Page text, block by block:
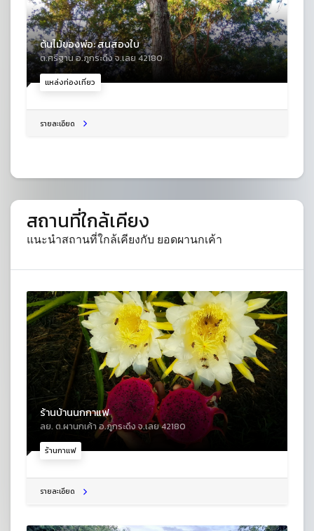
แหล่งท่องเที่ยว
ต้นไม้ของพ่อ: สนสองใบ
ต.ศรีฐาน อ.ภูกระดึง จ.เลย 42180
รายละเอียด
สถานที่ใกล้เคียง
แนะนำสถานที่ใกล้เคียงกับ ยอดผานกเค้า
ร้านกาแฟ
ร้านบ้านนกกาแฟ
ลย. ต.ผานกเค้า อ.ภูกระดึง จ.เลย 42180
รายละเอียด